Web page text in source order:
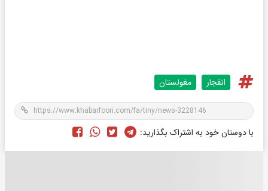
انفجار مغولستان
با دوستان خود به اشتراک بگذارید: